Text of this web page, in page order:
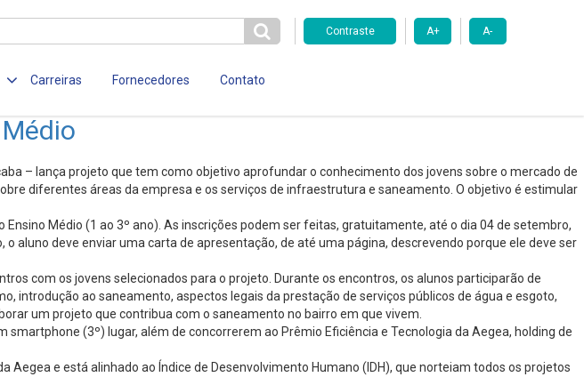
Contraste A+ A-
Carreiras Fornecedores Contato
– lança projeto que tem como objetivo aprofundar o conhecimento dos jovens sobre o mercado de
diferentes áreas da empresa e os serviços de infraestrutura e saneamento. O objetivo é estimular
Médio (1 ao 3º ano). As inscrições podem ser feitas, gratuitamente, até o dia 04 de setembro,
aluno deve enviar uma carta de apresentação, de até uma página, descrevendo porque ele deve ser
com os jovens selecionados para o projeto. Durante os encontros, os alunos participarão de
introdução ao saneamento, aspectos legais da prestação de serviços públicos de água e esgoto,
um projeto que contribua com o saneamento no bairro em que vivem.
(3º) lugar, além de concorrerem ao Prêmio Eficiência e Tecnologia da Aegea, holding de
e está alinhado ao Índice de Desenvolvimento Humano (IDH), que norteiam todos os projetos